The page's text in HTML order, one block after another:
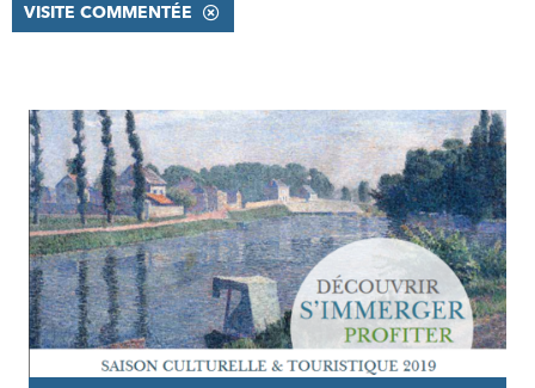
VISITE COMMENTÉE
RÉSULTATS